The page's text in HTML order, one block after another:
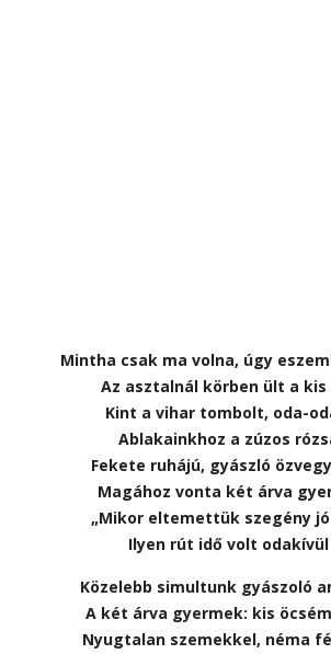
Mintha csak ma volna, úgy
Az asztalnál körben ült a kis
Kint a vihar tombolt, oda-
Ablakainkhoz a zúzos
Fekete ruhájú, gyászló
Magához vonta két árva
„Mikor eltemettük szegény
Ilyen rút idő volt odakívül
Közelebb simultunk gyászoló
A két árva gyermek: kis
Nyugtalan szemekkel, néma